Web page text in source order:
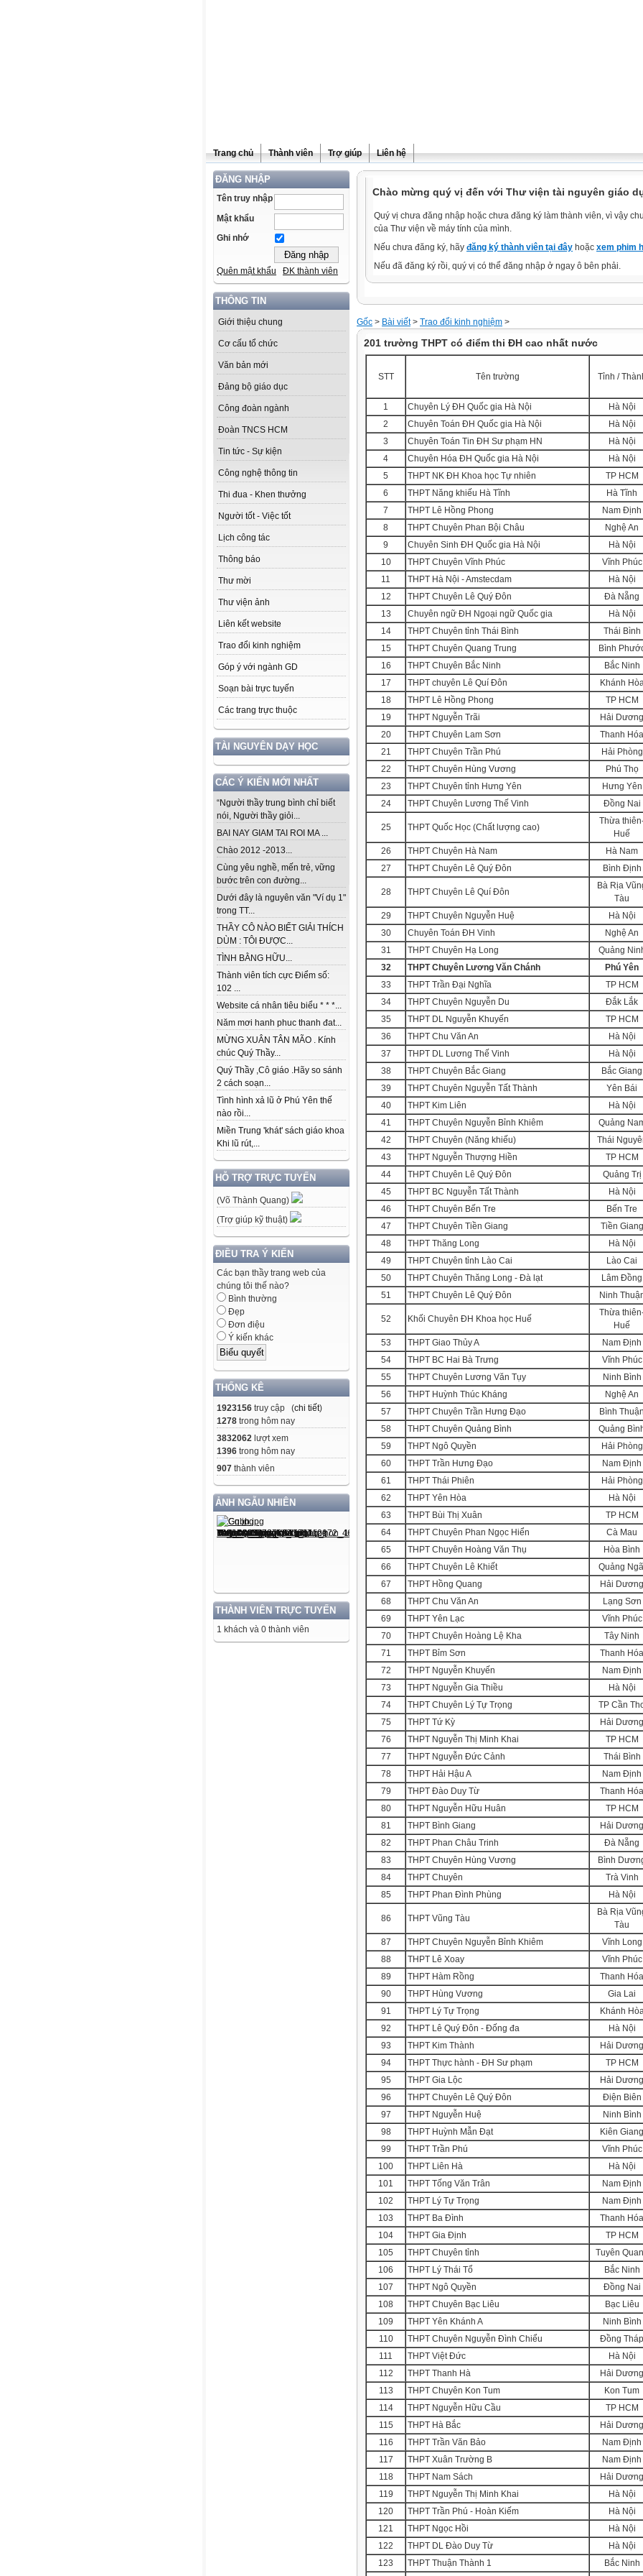
Trang chủ Thành viên Trợ giúp Liên hệ
ĐĂNG NHẬP
Tên truy nhập
Mật khẩu
Ghi nhớ
Quên mật khẩu ĐK thành viên
THÔNG TIN
Giới thiệu chung
Cơ cấu tổ chức
Văn bản mới
Đảng bộ giáo dục
Công đoàn ngành
Đoàn TNCS HCM
Tin tức - Sự kiện
Công nghệ thông tin
Thi đua - Khen thưởng
Người tốt - Việc tốt
Lịch công tác
Thông báo
Thư mời
Thư viện ảnh
Liên kết website
Trao đổi kinh nghiệm
Góp ý với ngành GD
Soạn bài trực tuyến
Các trang trực thuộc
TÀI NGUYÊN DẠY HỌC
CÁC Ý KIẾN MỚI NHẤT
“Người thầy trung bình chỉ biết
nói, Người thầy giỏi...
BAI NAY GIAM TAI ROI MA ...
Chào 2012 -2013...
Cùng yêu nghề, mến trẻ, vững
bước trên con đường...
Dưới đây là nguyên văn "Ví dụ 1"
trong TT...
THẦY CÔ NÀO BIẾT GIẢI THÍCH
DÙM : TÔI ĐƯỢC...
TÌNH BẰNG HỮU...
Thành viên tích cực Điểm số:
102 ...
Website cá nhân tiêu biểu * * *...
Năm mơi hanh phuc thanh đat...
MỪNG XUÂN TÂN MÃO . Kính
chúc Quý Thầy...
Quý Thầy ,Cô giáo .Hãy so sánh
2 cách soạn...
Tình hình xả lũ ở Phú Yên thế
nào rồi...
Miền Trung 'khát' sách giáo khoa
Khi lũ rút,...
HỖ TRỢ TRỰC TUYẾN
(Võ Thành Quang)
(Trợ giúp kỹ thuật)
ĐIỀU TRA Ý KIẾN
Các bạn thầy trang web của
chúng tôi thế nào?
Bình thường
Đẹp
Đơn điệu
Ý kiến khác
THỐNG KÊ
1923156 truy cập (chi tiết)
1278 trong hôm nay
3832062 lượt xem
1396 trong hôm nay
907 thành viên
ẢNH NGẪU NHIÊN
THÀNH VIÊN TRỰC TUYẾN
1 khách và 0 thành viên
Chào mừng quý vị đến với Thư viện tài nguyên giáo
Quý vị chưa đăng nhập hoặc chưa đăng ký làm thành viên, vì vậy
của Thư viện về máy tính của mình.
Nếu chưa đăng ký, hãy đăng ký thành viên tại đây hoặc xem phim
Nếu đã đăng ký rồi, quý vị có thể đăng nhập ở ngay ô bên phải.
Gốc > Bài viết> Trao đổi kinh nghiệm >
201 trường THPT có điểm thi ĐH cao nhất nước
STT Tên trường Tỉnh /
1 Chuyên Lý ĐH Quốc gia Hà Nội
Hà Nội
2
Chuyên Toán ĐH Quốc gia Hà Nội
Hà Nội
3
Chuyên Toán Tin ĐH Sư phạm HN
Hà Nội
4
Chuyên Hóa ĐH Quốc gia Hà Nội
Hà Nội
5
THPT NK ĐH Khoa học Tự nhiên
TP HCM
6
THPT Năng khiếu Hà Tĩnh
Hà Tĩnh
7
THPT Lê Hồng Phong
Nam Định
8
THPT Chuyên Phan Bội Châu
Nghệ An
9
Chuyên Sinh ĐH Quốc gia Hà Nội
Hà Nội
10
THPT Chuyên Vĩnh Phúc
Vĩnh Phúc
11
THPT Hà Nội - Amstecdam
Hà Nội
12
THPT Chuyên Lê Quý Đôn
Đà Nẵng
13
Chuyên ngữ ĐH Ngoại ngữ Quốc gia
Hà Nội
14
THPT Chuyên tỉnh Thái Bình
Thái Bình
15
THPT Chuyên Quang Trung
Bình
16
THPT Chuyên Bắc Ninh
Bắc Ninh
17
THPT chuyên Lê Quí Đôn
Khánh
18
THPT Lê Hồng Phong
TP HCM
19
THPT Nguyễn Trãi
Hải Dương
20
THPT Chuyên Lam Sơn
Thanh Hóa
21
THPT Chuyên Trần Phú
Hải Phòng
22
THPT Chuyên Hùng Vương
Phú Thọ
23
THPT Chuyên tỉnh Hưng Yên
Hưng Yên
24
THPT Chuyên Lương Thế Vinh Đồng Nai
25 THPT Quốc Học (Chất lượng cao)
Thừa
Huế
26
THPT Chuyên Hà Nam
Hà Nam
27
THPT Chuyên Lê Quý Đôn Bình Định
28 THPT Chuyên Lê Quí Đôn
Bà Rịa
Tàu
29
THPT Chuyên Nguyễn Huệ
Hà Nội
30
Chuyên Toán ĐH Vinh
Nghệ An
31
THPT Chuyên Hạ Long
Quảng
32
THPT Chuyên Lương Văn Chánh
Phú Yên
33
THPT Trần Đại Nghĩa
TP HCM
34
THPT Chuyên Nguyễn Du
Đắk Lắk
35
THPT DL Nguyễn Khuyến
TP HCM
36
THPT Chu Văn An
Hà Nội
37
THPT DL Lương Thế Vinh
Hà Nội
38
THPT Chuyên Bắc Giang
Bắc Giang
39
THPT Chuyên Nguyễn Tất Thành
Yên Bái
40
THPT Kim Liên
Hà Nội
41
THPT Chuyên Nguyễn Bỉnh Khiêm
Quảng
42
THPT Chuyên (Năng khiếu)
Thái
43
THPT Nguyễn Thượng Hiền
TP HCM
44
THPT Chuyên Lê Quý Đôn
Quảng Trị
45
THPT BC Nguyễn Tất Thành
Hà Nội
46
THPT Chuyên Bến Tre
Bến Tre
47
THPT Chuyên Tiền Giang
Tiền Giang
48
THPT Thăng Long
Hà Nội
49
THPT Chuyên tỉnh Lào Cai
Lào Cai
50
THPT Chuyên Thăng Long - Đà lạt
Lâm Đồng
51
THPT Chuyên Lê Quý Đôn Ninh
52 Khối Chuyên ĐH Khoa học Huế
Thừa
Huế
53
THPT Giao Thủy A
Nam Định
54
THPT BC Hai Bà Trưng
Vĩnh Phúc
55
THPT Chuyên Lương Văn Tụy
Ninh Bình
56
THPT Huỳnh Thúc Kháng
Nghệ An
57
THPT Chuyên Trần Hưng Đạo
Bình
58
THPT Chuyên Quảng Bình
Quảng
59
THPT Ngô Quyền
Hải Phòng
60
THPT Trần Hưng Đạo
Nam Định
61
THPT Thái Phiên
Hải Phòng
62
THPT Yên Hòa
Hà Nội
63
THPT Bùi Thị Xuân
TP HCM
64
THPT Chuyên Phan Ngọc Hiển
Cà Mau
65
THPT Chuyên Hoàng Văn Thụ
Hòa Bình
66
THPT Chuyên Lê Khiết
Quảng
67
THPT Hồng Quang
Hải Dương
68
THPT Chu Văn An
Lạng Sơn
69
THPT Yên Lạc
Vĩnh Phúc
70
THPT Chuyên Hoàng Lệ Kha
Tây Ninh
71
THPT Bỉm Sơn
Thanh Hóa
72
THPT Nguyễn Khuyến
Nam Định
73
THPT Nguyễn Gia Thiều
Hà Nội
74
THPT Chuyên Lý Tự Trọng
TP Cần
75
THPT Tứ Kỳ
Hải Dương
76
THPT Nguyễn Thị Minh Khai
TP HCM
77
THPT Nguyễn Đức Cảnh
Thái Bình
78
THPT Hải Hậu A
Nam Định
79
THPT Đào Duy Từ
Thanh Hóa
80
THPT Nguyễn Hữu Huân
TP HCM
81
THPT Bình Giang
Hải Dương
82
THPT Phan Châu Trinh
Đà Nẵng
83
THPT Chuyên Hùng Vương
Bình
84
THPT Chuyên
Trà Vinh
85
THPT Phan Đình Phùng Hà Nội
86 THPT Vũng Tàu
Bà Rịa
Tàu
87
THPT Chuyên Nguyễn Bỉnh Khiêm
Vĩnh Long
88
THPT Lê Xoay
Vĩnh Phúc
89
THPT Hàm Rồng
Thanh Hóa
90
THPT Hùng Vương
Gia Lai
91
THPT Lý Tự Trọng
Khánh
92
THPT Lê Quý Đôn - Đống đa
Hà Nội
93
THPT Kim Thành
Hải Dương
94
THPT Thực hành - ĐH Sư phạm
TP HCM
95
THPT Gia Lộc
Hải Dương
96
THPT Chuyên Lê Quý Đôn
Điện Biên
97
THPT Nguyễn Huệ
Ninh Bình
98
THPT Huỳnh Mẫn Đạt
Kiên Giang
99
THPT Trần Phú
Vĩnh Phúc
100
THPT Liên Hà
Hà Nội
101
THPT Tống Văn Trân
Nam Định
102
THPT Lý Tự Trọng
Nam Định
103
THPT Ba Đình
Thanh Hóa
104
THPT Gia Định
TP HCM
105
THPT Chuyên tỉnh
Tuyên
106
THPT Lý Thái Tổ
Bắc Ninh
107
THPT Ngô Quyền
Đồng Nai
108
THPT Chuyên Bạc Liêu
Bạc Liêu
109
THPT Yên Khánh A
Ninh Bình
110
THPT Chuyên Nguyễn Đình Chiểu
Đồng Tháp
111
THPT Việt Đức
Hà Nội
112
THPT Thanh Hà
Hải Dương
113
THPT Chuyên Kon Tum
Kon Tum
114
THPT Nguyễn Hữu Cầu
TP HCM
115
THPT Hà Bắc
Hải Dương
116
THPT Trần Văn Bảo
Nam Định
117
THPT Xuân Trường B
Nam Định
118
THPT Nam Sách
Hải Dương
119
THPT Nguyễn Thị Minh Khai
Hà Nội
120
THPT Trần Phú - Hoàn Kiếm
Hà Nội
121
THPT Ngọc Hồi
Hà Nội
122
THPT DL Đào Duy Từ
Hà Nội
123
THPT Thuận Thành 1
Bắc Ninh